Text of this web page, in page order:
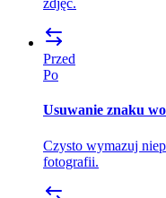
zdjęć.
Przed
Po
Usuwanie znaku
Czysto wymazuj
fotografii.